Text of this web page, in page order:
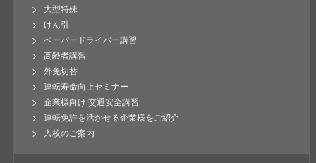
大型特殊
けん引
ペーパードライバー講習
高齢者講習
外免切替
運転寿命向上セミナー
企業様向け 交通安全講習
運転免許を活かせる企業様をご紹介
入校のご案内